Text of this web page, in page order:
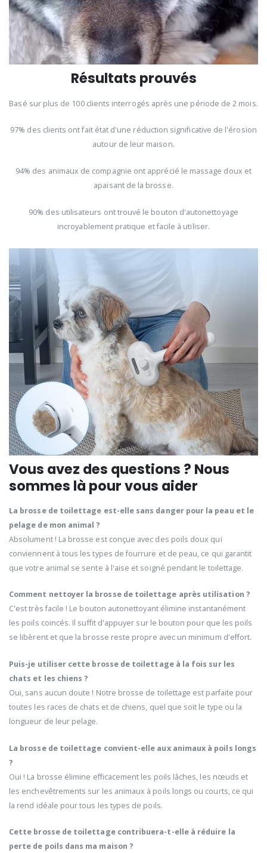
Résultats prouvés
Basé sur plus de 100 clients interrogés après une période de 2 mois.
97% des clients ont fait état d'une réduction significative de l'érosion
autour de leur maison.
94% des animaux de compagnie ont apprécié le massage doux et
apaisant de la brosse.
90% des utilisateurs ont trouvé le bouton d'autonettoyage
incroyablement pratique et facile à utiliser.
Vous avez des questions ? Nous
sommes là pour vous aider
La brosse de toilettage est-elle sans danger pour la peau et le
pelage de mon animal ?
Absolument ! La brosse est conçue avec des poils doux qui
conviennent à tous les types de fourrure et de peau, ce qui garantit
que votre animal se sente à l'aise et soigné pendant le toilettage.
Comment nettoyer la brosse de toilettage après utilisation ?
C'est très facile ! Le bouton autonettoyant élimine instantanément
les poils coincés. Il suffit d'appuyer sur le bouton pour que les poils
se libèrent et que la brosse reste propre avec un minimum d'effort.
Puis-je utiliser cette brosse de toilettage à la fois sur les
chats et les chiens ?
Oui, sans aucun doute ! Notre brosse de toilettage est parfaite pour
toutes les races de chats et de chiens, quel que soit le type ou la
longueur de leur pelage.
La brosse de toilettage convient-elle aux animaux à poils longs
?
Oui ! La brosse élimine efficacement les poils lâches, les nœuds et
les enchevêtrements sur les animaux à poils longs ou courts, ce qui
la rend idéale pour tous les types de poils.
Cette brosse de toilettage contribuera-t-elle à réduire la
perte de poils dans ma maison ?